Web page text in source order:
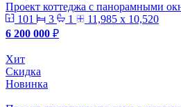
Проект коттеджа с панорамными
101
3 1
11,985 х 10,520
6 200 000 ₽
Хит
Скидка
Новинка